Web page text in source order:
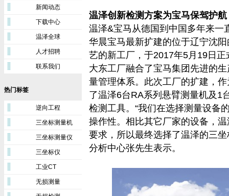
新闻动态
下载中心
温泽全球
人才招聘
联系我们
热门标签
逆向工程
三坐标测量机
三坐标测量仪
三坐标仪
工业CT
无损测量
温泽创新检测方案为宝马保驾护航
温泽&宝马从德国到中国多年来一
华晨宝马最新扩建的位于辽宁沈
艺的新工厂，于2017年5月19日
大东工厂融合了宝马集团先进的
量管理体系。此次工厂的扩建，
了温泽6台RA系列悬臂测量机及1
检测工具。“我们在选择测量设备
操作性。相比其它厂家的设备，
要求，所以最终选择了温泽的三
分析中心张先生表示。